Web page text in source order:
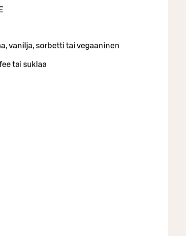
vanilja, sorbetti tai vegaaninen
tai suklaa